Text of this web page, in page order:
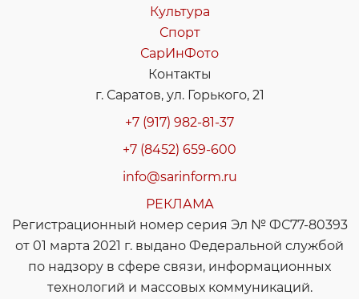
Культура
Спорт
СарИнФото
Контакты
г. Саратов, ул. Горького, 21
+7 (917) 982-81-37
+7 (8452) 659-600
info@sarinform.ru
РЕКЛАМА
Регистрационный номер серия Эл № ФС77-80393
от 01 марта 2021 г. выдано Федеральной службой
по надзору в сфере связи, информационных
технологий и массовых коммуникаций.